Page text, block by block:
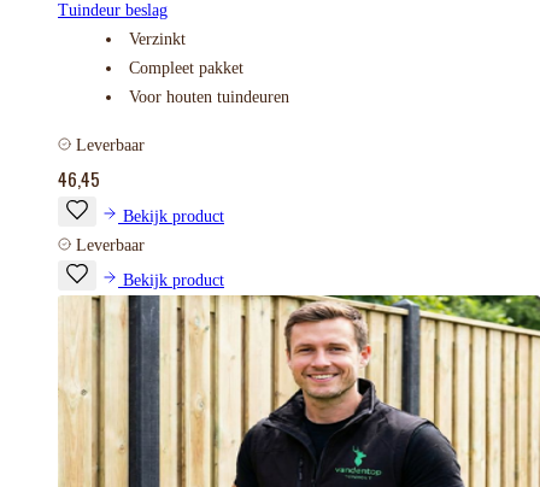
Tuindeur beslag
Verzinkt
Compleet pakket
Voor houten tuindeuren
Leverbaar
46,45
Bekijk product
Leverbaar
Bekijk product